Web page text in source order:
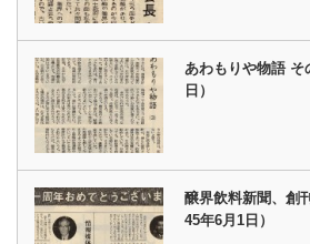
あわもりや物語 そ
日）
醸界飲料新聞、創
45年6月1日）